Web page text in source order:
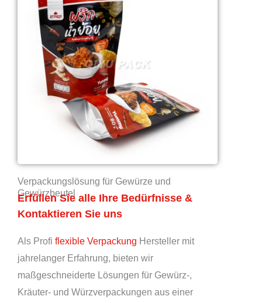
Verpackungslösung für Gewürze und
Gewürzbeutel
Erfüllen Sie alle Ihre Bedürfnisse &
Kontaktieren Sie uns
Als Profi flexible Verpackung Hersteller mit
jahrelanger Erfahrung, bieten wir
maßgeschneiderte Lösungen für Gewürz-,
Kräuter- und Würzverpackungen aus einer